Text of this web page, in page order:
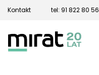
Kontakt tel: 91 822 80 56